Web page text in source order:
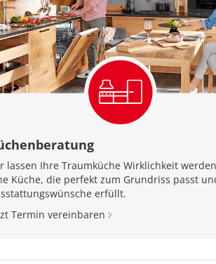
lassen Ihre Traumküche Wirklichkeit
Küche, die perfekt zum Grundriss passt
erfüllt.
Termin vereinbaren